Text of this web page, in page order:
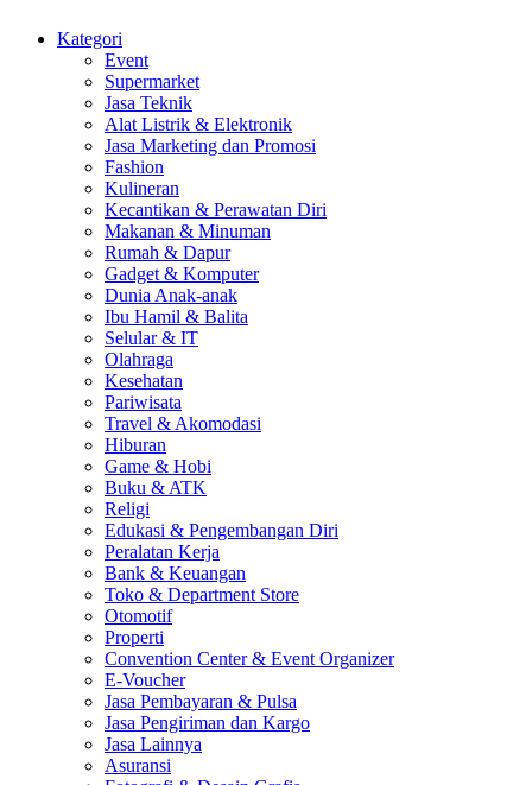
Kategori
Event
Supermarket
Jasa Teknik
Alat Listrik & Elektronik
Jasa Marketing dan Promosi
Fashion
Kulineran
Kecantikan & Perawatan Diri
Makanan & Minuman
Rumah & Dapur
Gadget & Komputer
Dunia Anak-anak
Ibu Hamil & Balita
Selular & IT
Olahraga
Kesehatan
Pariwisata
Travel & Akomodasi
Hiburan
Game & Hobi
Buku & ATK
Religi
Edukasi & Pengembangan Diri
Peralatan Kerja
Bank & Keuangan
Toko & Department Store
Otomotif
Properti
Convention Center & Event Organizer
E-Voucher
Jasa Pembayaran & Pulsa
Jasa Pengiriman dan Kargo
Jasa Lainnya
Asuransi